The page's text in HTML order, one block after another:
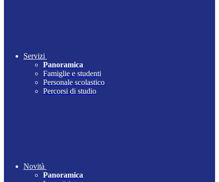
Servizi
Panoramica
Famiglie e studenti
Personale scolastico
Percorsi di studio
Novità
Panoramica